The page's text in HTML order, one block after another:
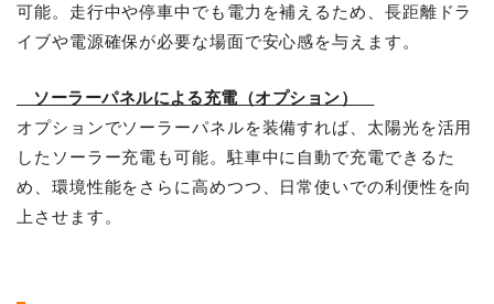
可能。走行中や停車中でも電力を補えるため、長距離ドラ
イブや電源確保が必要な場面で安心感を与えます。
ソーラーパネルによる充電（オプション）
オプションでソーラーパネルを装備すれば、太陽光を活用
したソーラー充電も可能。駐車中に自動で充電できるた
め、環境性能をさらに高めつつ、日常使いでの利便性を向
上させます。